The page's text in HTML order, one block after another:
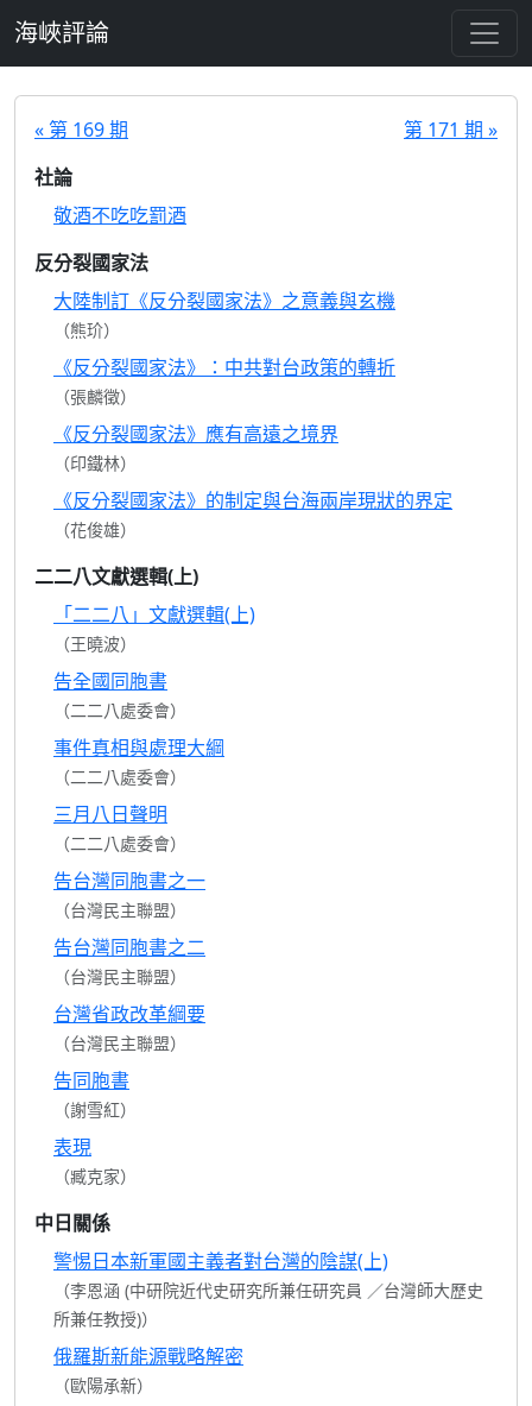
海峽評論
« 第 169 期
第 171 期 »
社論
敬酒不吃吃罰酒
反分裂國家法
大陸制訂《反分裂國家法》之意義與玄機
（熊玠）
《反分裂國家法》：中共對台政策的轉折
（張麟徵）
《反分裂國家法》應有高遠之境界
（印鐵林）
《反分裂國家法》的制定與台海兩岸現狀的界定
（花俊雄）
二二八文獻選輯(上)
「二二八」文獻選輯(上)
（王曉波）
告全國同胞書
（二二八處委會）
事件真相與處理大綱
（二二八處委會）
三月八日聲明
（二二八處委會）
告台灣同胞書之一
（台灣民主聯盟）
告台灣同胞書之二
（台灣民主聯盟）
台灣省政改革綱要
（台灣民主聯盟）
告同胞書
（謝雪紅）
表現
（臧克家）
中日關係
警惕日本新軍國主義者對台灣的陰謀(上)
（李恩涵 (中研院近代史研究所兼任研究員 ／台灣師大歷史
所兼任教授)）
俄羅斯新能源戰略解密
（歐陽承新）